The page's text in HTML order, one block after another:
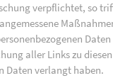
verpflichtet, so
aller Links zu
Daten verlangt haben.